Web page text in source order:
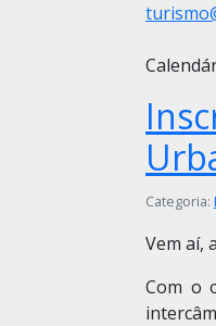
Detalhes
Categoria:
Vem aí,
Com o